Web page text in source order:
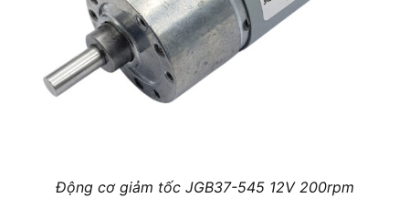
Động cơ giảm tốc JGB37-545 12V 200rpm